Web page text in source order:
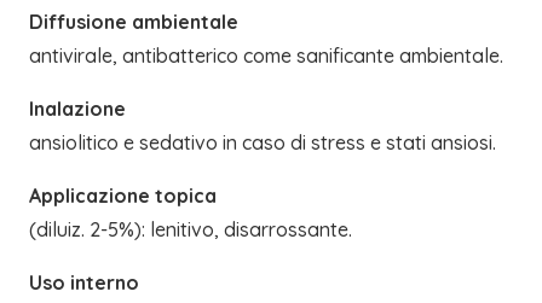
Diffusione ambientale
antivirale, antibatterico come sanificante ambientale.
Inalazione
ansiolitico e sedativo in caso di stress e stati ansiosi.
Applicazione topica
(diluiz. 2-5%): lenitivo, disarrossante.
Uso interno